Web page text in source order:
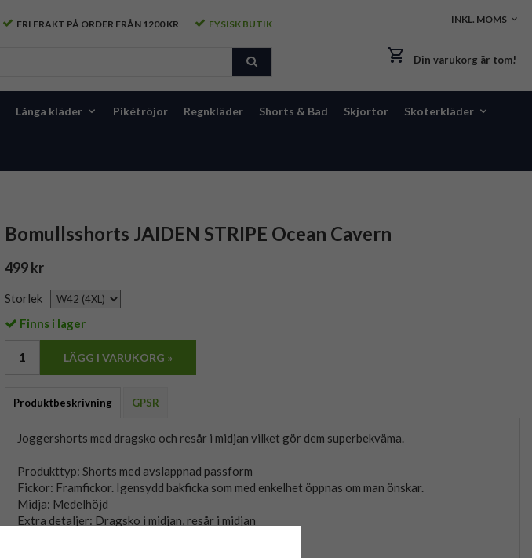
FRI FRAKT PÅ ORDER FRÅN 1200 KR FYSISK BUTIK
Din varukorg är tom!
Långa kläder Pikétröjor Regnkläder Shorts & Bad Skjortor Skoterkläder
Bomullsshorts JAIDEN STRIPE Ocean Cavern
499 kr
Storlek
Finns i lager
LÄGG I VARUKORG »
Produktbeskrivning GPSR
Joggershorts med dragsko och resår i midjan vilket gör dem superbekväma.
Produkttyp: Shorts med avslappnad passform
Fickor: Framfickor. Igensydd bakficka som med enkelhet öppnas om man önskar.
Midja: Medelhöjd
Extra detaljer: Dragsko i midjan, resår i midjan